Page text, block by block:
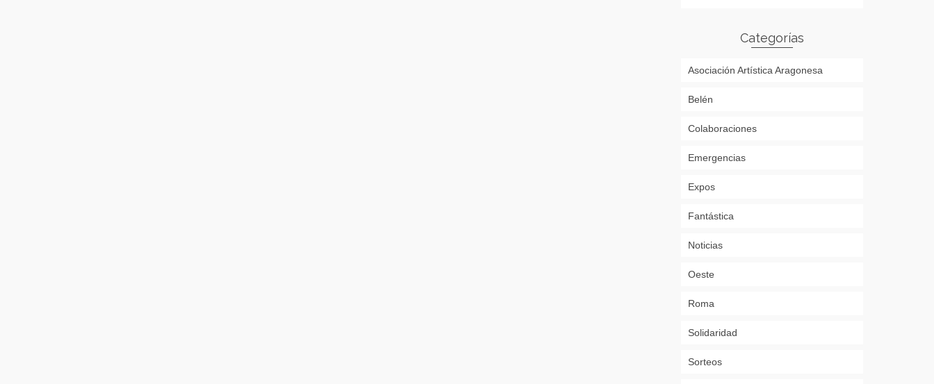
Categorías
Asociación Artística Aragonesa
Belén
Colaboraciones
Emergencias
Expos
Fantástica
Noticias
Oeste
Roma
Solidaridad
Sorteos